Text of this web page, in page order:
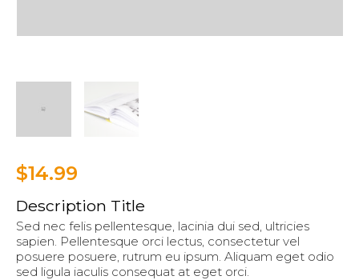
$14.99
Description Title
Sed nec felis pellentesque, lacinia dui sed, ultricies
sapien. Pellentesque orci lectus, consectetur vel
posuere posuere, rutrum eu ipsum. Aliquam eget odio
sed ligula iaculis consequat at eget orci.